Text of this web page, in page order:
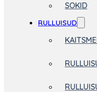
SOKID
RULLUISUD